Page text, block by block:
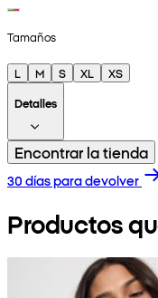
Tamaños
L M S XL
XS
Detalles
Encontrar la tienda
30 días para devolver
Productos